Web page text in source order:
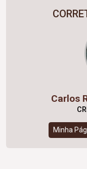
Carlos
Minha